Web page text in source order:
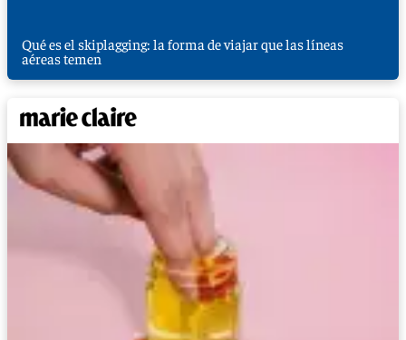
Qué es el skiplagging: la forma de viajar que las líneas
aéreas temen